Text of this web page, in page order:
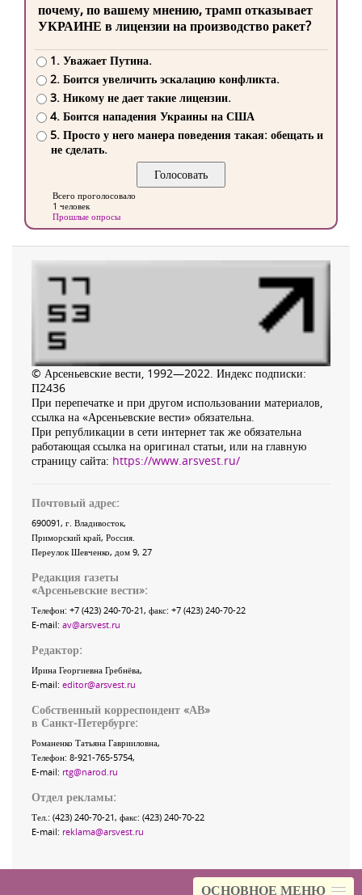
ОСНОВНОЕ МЕНЮ
почему, по вашему мнению, трамп отказывает
УКРАИНЕ в лицензии на производство ракет?
1. Уважает Путина.
2. Боится увеличить эскалацию конфликта.
3. Никому не дает такие лицензии.
4. Боится нападения Украины на США
5. Просто у него манера поведения такая: обещать и
не сделать.
Всего проголосовало
1 человек
Прошлые опросы
© Арсеньевские вести, 1992—2022. Индекс подписки:
П2436
При перепечатке и при другом использовании материалов,
ссылка на «Арсеньевские вести» обязательна.
При републикации в сети интернет так же обязательна
работающая ссылка на оригинал статьи, или на главную
страницу сайта: https://www.arsvest.ru/
Почтовый адрес:
690091, г. Владивосток,
Приморский край, Россия
Переулок Шевченко, дом 9, 27
Редакция газеты
«Арсеньевские вести»:
Телефон: +7 (423) 240-70-21, факс: +7 (423) 240-70-22
E-mail: av@arsvest.ru
Редактор:
Ирина Георгиевна Гребнёва,
E-mail: editor@arsvest.ru
Собственный корреспондент «АВ»
в Санкт-Петербурге:
Романенко Татьяна Гаврииловна,
Телефон: 8-921-765-5754,
E-mail: rtg@narod.ru
Отдел рекламы:
Тел.: (423) 240-70-21, факс: (423) 240-70-22
E-mail: reklama@arsvest.ru